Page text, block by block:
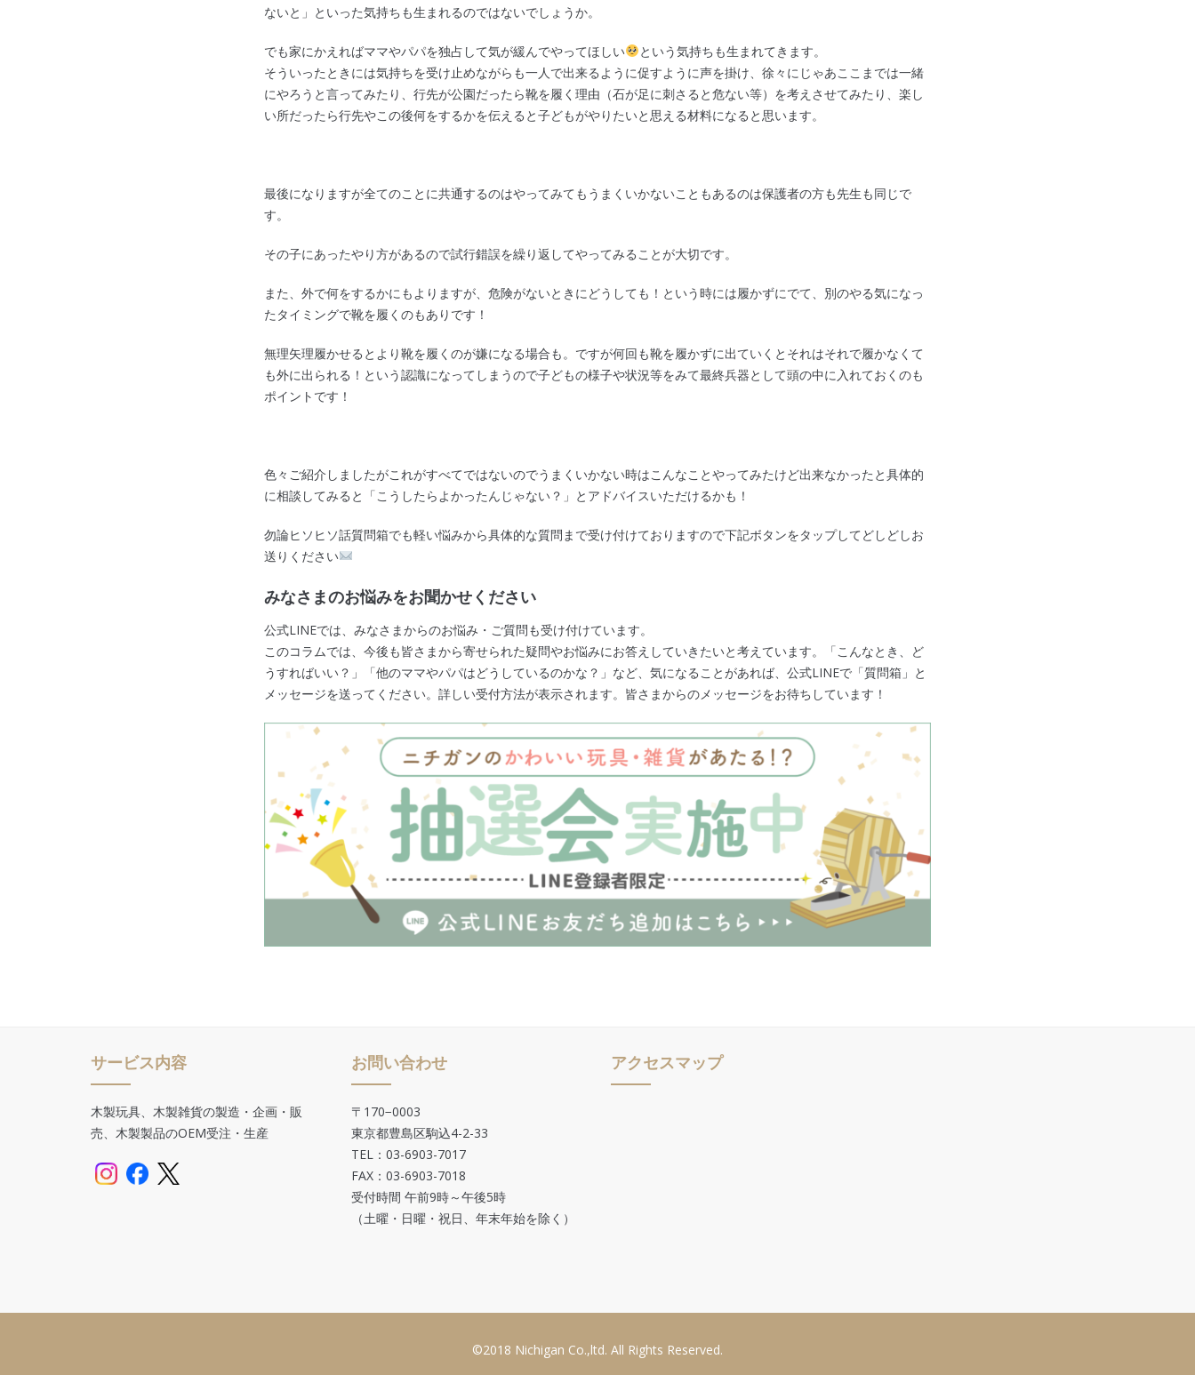
ないと」といった気持ちも生まれるのではないでしょうか。
でも家にかえればママやパパを独占して気が緩んでやってほしい
という気持ちも生まれてきます。
そういったときには気持ちを受け止めながらも一人で出来るように促すように声を掛け、徐々にじゃあここまでは一緒
にやろうと言ってみたり、行先が公園だったら靴を履く理由（石が足に刺さると危ない等）を考えさせてみたり、楽し
い所だったら行先やこの後何をするかを伝えると子どもがやりたいと思える材料になると思います。
最後になりますが全てのことに共通するのはやってみてもうまくいかないこともあるのは保護者の方も先生も同じで
す。
その子にあったやり方があるので試行錯誤を繰り返してやってみることが大切です。
また、外で何をするかにもよりますが、危険がないときにどうしても！という時には履かずにでて、別のやる気になっ
たタイミングで靴を履くのもありです！
無理矢理履かせるとより靴を履くのが嫌になる場合も。ですが何回も靴を履かずに出ていくとそれはそれで履かなくて
も外に出られる！という認識になってしまうので子どもの様子や状況等をみて最終兵器として頭の中に入れておくのも
ポイントです！
色々ご紹介しましたがこれがすべてではないのでうまくいかない時はこんなことやってみたけど出来なかったと具体的
に相談してみると「こうしたらよかったんじゃない？」とアドバイスいただけるかも！
勿論ヒソヒソ話質問箱でも軽い悩みから具体的な質問まで受け付けておりますので下記ボタンをタップしてどしどしお
送りください
みなさまのお悩みをお聞かせください
公式LINEでは、みなさまからのお悩み・ご質問も受け付けています。
このコラムでは、今後も皆さまから寄せられた疑問やお悩みにお答えしていきたいと考えています。「こんなとき、ど
うすればいい？」「他のママやパパはどうしているのかな？」など、気になることがあれば、公式LINEで「質問箱」と
メッセージを送ってください。詳しい受付方法が表示されます。皆さまからのメッセージをお待ちしています！
サービス内容
木製玩具、木製雑貨の製造・企画・販
売、木製製品のOEM受注・生産
お問い合わせ
〒170−0003
東京都豊島区駒込4-2-33
TEL：03-6903-7017
FAX：03-6903-7018
受付時間 午前9時～午後5時
（土曜・日曜・祝日、年末年始を除く）
アクセスマップ
©2018 Nichigan Co.,ltd. All Rights Reserved.